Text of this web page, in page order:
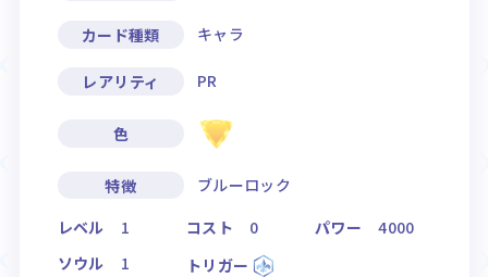
カード種類 キャラ
レアリティ PR
色
特徴
ブルーロック
レベル
1 コスト 0 パワー
4000
ソウル
1 トリガー